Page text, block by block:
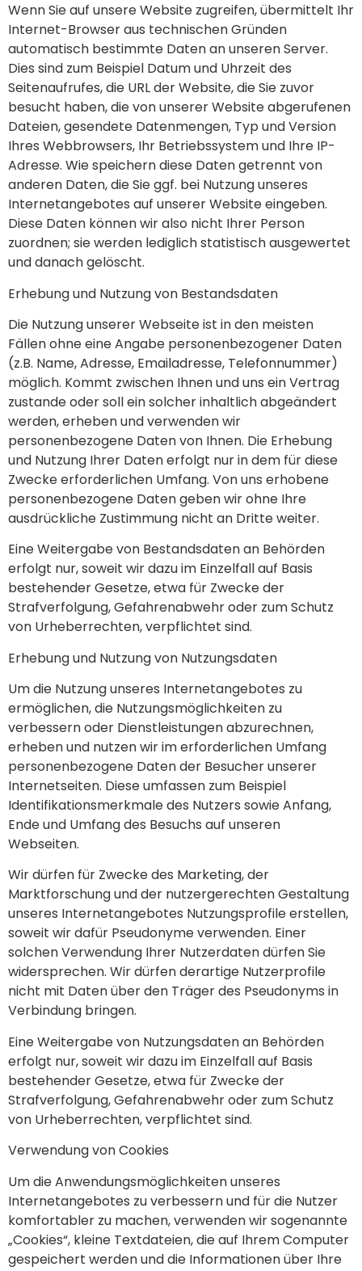
Wenn Sie auf unsere Website zugreifen, übermittelt Ihr
Internet-Browser aus technischen Gründen
automatisch bestimmte Daten an unseren Server.
Dies sind zum Beispiel Datum und Uhrzeit des
Seitenaufrufes, die URL der Website, die Sie zuvor
besucht haben, die von unserer Website abgerufenen
Dateien, gesendete Datenmengen, Typ und Version
Ihres Webbrowsers, Ihr Betriebssystem und Ihre IP-
Adresse. Wie speichern diese Daten getrennt von
anderen Daten, die Sie ggf. bei Nutzung unseres
Internetangebotes auf unserer Website eingeben.
Diese Daten können wir also nicht Ihrer Person
zuordnen; sie werden lediglich statistisch ausgewertet
und danach gelöscht.
Erhebung und Nutzung von Bestandsdaten
Die Nutzung unserer Webseite ist in den meisten
Fällen ohne eine Angabe personenbezogener Daten
(z.B. Name, Adresse, Emailadresse, Telefonnummer)
möglich. Kommt zwischen Ihnen und uns ein Vertrag
zustande oder soll ein solcher inhaltlich abgeändert
werden, erheben und verwenden wir
personenbezogene Daten von Ihnen. Die Erhebung
und Nutzung Ihrer Daten erfolgt nur in dem für diese
Zwecke erforderlichen Umfang. Von uns erhobene
personenbezogene Daten geben wir ohne Ihre
ausdrückliche Zustimmung nicht an Dritte weiter.
Eine Weitergabe von Bestandsdaten an Behörden
erfolgt nur, soweit wir dazu im Einzelfall auf Basis
bestehender Gesetze, etwa für Zwecke der
Strafverfolgung, Gefahrenabwehr oder zum Schutz
von Urheberrechten, verpflichtet sind.
Erhebung und Nutzung von Nutzungsdaten
Um die Nutzung unseres Internetangebotes zu
ermöglichen, die Nutzungsmöglichkeiten zu
verbessern oder Dienstleistungen abzurechnen,
erheben und nutzen wir im erforderlichen Umfang
personenbezogene Daten der Besucher unserer
Internetseiten. Diese umfassen zum Beispiel
Identifikationsmerkmale des Nutzers sowie Anfang,
Ende und Umfang des Besuchs auf unseren
Webseiten.
Wir dürfen für Zwecke des Marketing, der
Marktforschung und der nutzergerechten Gestaltung
unseres Internetangebotes Nutzungsprofile erstellen,
soweit wir dafür Pseudonyme verwenden. Einer
solchen Verwendung Ihrer Nutzerdaten dürfen Sie
widersprechen. Wir dürfen derartige Nutzerprofile
nicht mit Daten über den Träger des Pseudonyms in
Verbindung bringen.
Eine Weitergabe von Nutzungsdaten an Behörden
erfolgt nur, soweit wir dazu im Einzelfall auf Basis
bestehender Gesetze, etwa für Zwecke der
Strafverfolgung, Gefahrenabwehr oder zum Schutz
von Urheberrechten, verpflichtet sind.
Verwendung von Cookies
Um die Anwendungsmöglichkeiten unseres
Internetangebotes zu verbessern und für die Nutzer
komfortabler zu machen, verwenden wir sogenannte
„Cookies“, kleine Textdateien, die auf Ihrem Computer
gespeichert werden und die Informationen über Ihre